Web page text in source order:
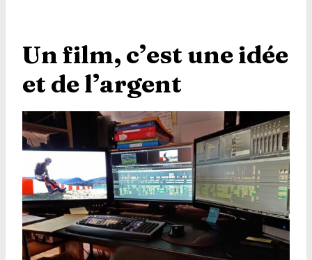
Un film, c’est une idée
et de l’argent